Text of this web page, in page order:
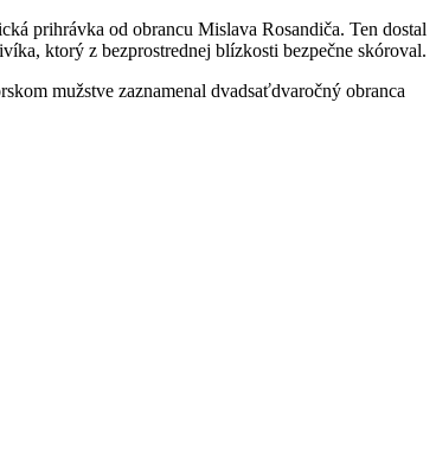
prihrávka od obrancu Mislava Rosandiča. Ten dostal
ktorý z bezprostrednej blízkosti bezpečne skóroval.
mužstve zaznamenal dvadsaťdvaročný obranca